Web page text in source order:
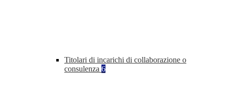
Titolari di incarichi di collaborazione o
consulenza 6